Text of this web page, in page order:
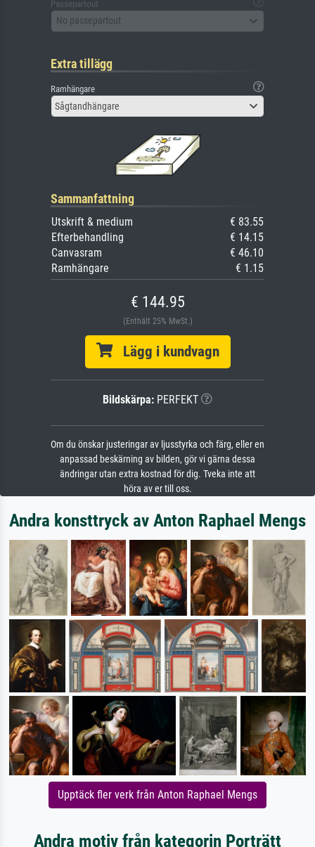
Passepartout
No passepartout
Extra tillägg
Ramhängare
Sågtandhängare
Sammanfattning
Utskrift & medium
€ 83.55
Efterbehandling
€ 14.15
Canvasram
€ 46.10
Ramhängare
€ 1.15
€ 144.95
(Enthält 25% MwSt.)
Lägg i kundvagn
Bildskärpa: PERFEKT
Om du önskar justeringar av ljusstyrka och färg, eller en
anpassad beskärning av bilden, gör vi gärna dessa
ändringar utan extra kostnad för dig. Tveka inte att
höra av er till oss.
Andra konsttryck av Anton Raphael Mengs
Upptäck fler verk från Anton Raphael Mengs
Andra motiv från kategorin Porträtt